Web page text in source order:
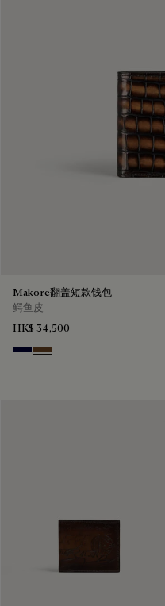
Makore翻盖短款钱包
鳄鱼皮
HK$ 34,500
Nero BluTobacco Bis